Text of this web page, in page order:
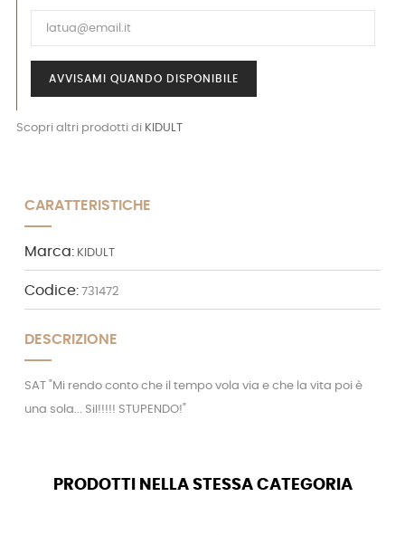
AVVISAMI QUANDO DISPONIBILE
Scopri altri prodotti di KIDULT
CARATTERISTICHE
Marca: KIDULT
Codice: 731472
DESCRIZIONE
SAT "Mi rendo conto che il tempo vola via e che la vita poi è
una sola... SiI!!!!! STUPENDO!"
PRODOTTI NELLA STESSA CATEGORIA